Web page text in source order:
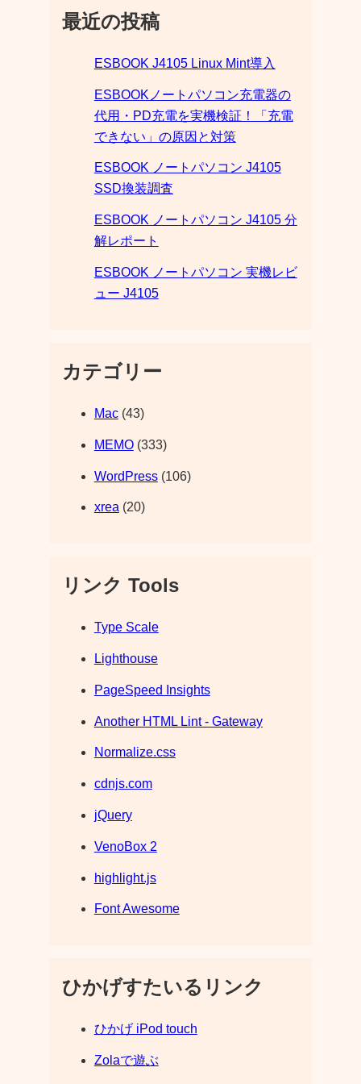
最近の投稿
ESBOOK J4105 Linux Mint導入
ESBOOKノートパソコン充電器の
代用・PD充電を実機検証！「充電
できない」の原因と対策
ESBOOK ノートパソコン J4105
SSD換装調査
ESBOOK ノートパソコン J4105 分
解レポート
ESBOOK ノートパソコン 実機レビ
ュー J4105
カテゴリー
Mac(43)
MEMO(333)
WordPress(106)
xrea (20)
リンク Tools
Type Scale
Lighthouse
PageSpeed Insights
Another HTML Lint - Gateway
Normalize.css
cdnjs.com
jQuery
VenoBox 2
highlight.js
Font Awesome
ひかげすたいるリンク
ひかげ iPod touch
Zolaで遊ぶ